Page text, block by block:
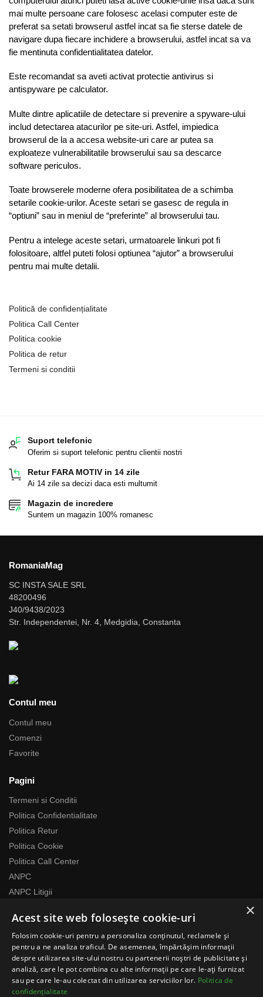
mai multe persoane care folosesc acelasi computer este de
preferat sa setati browserul astfel incat sa fie sterse datele de
navigare dupa fiecare inchidere a browserului, astfel incat sa va
fie mentinuta confidentialitatea datelor.
Este recomandat sa aveti activat protectie antivirus si
antispyware pe calculator.
Multe dintre aplicatiile de detectare si prevenire a spyware-ului
includ detectarea atacurilor pe site-uri. Astfel, impiedica
browserul de la a accesa website-uri care ar putea sa
exploateze vulnerabilitatile browserului sau sa descarce
software periculos.
Toate browserele moderne ofera posibilitatea de a schimba
setarile cookie-urilor. Aceste setari se gasesc de regula in
“optiuni” sau in meniul de “preferinte” al browserului tau.
Pentru a intelege aceste setari, urmatoarele linkuri pot fi
folositoare, altfel puteti folosi optiunea “ajutor” a browserului
pentru mai multe detalii.
Politică de confidențialitate
Politica Call Center
Politica cookie
Politica de retur
Termeni si conditii
Suport telefonic
Oferim si suport telefonic pentru clientii nostri
Retur FARA MOTIV in 14 zile
Ai 14 zile sa decizi daca esti multumit
Magazin de incredere
Suntem un magazin 100% romanesc
RomaniaMag
SC INSTA SALE SRL
48200496
J40/9438/2023
Str. Independentei, Nr. 4, Medgidia, Constanta
Contul meu
Contul meu
Comenzi
Favorite
Pagini
Termeni si Conditii
Politica Confidentialitate
Politica Retur
Politica Cookie
Politica Call Center
ANPC
ANPC Litigii
Despre noi
Echipa RomaniaMag este la dispozitia ta
Program relatii cu clientii
Luni-Vineri 07:00 – 17:00
Telefon: 0371783100
×
Acest site web folosește cookie-uri
Folosim cookie-uri pentru a personaliza conținutul, reclamele și
pentru a ne analiza traficul. De asemenea, împărtășim informații
despre utilizarea site-ului nostru cu partenerii noștri de publicitate și
analiză, care le pot combina cu alte informații pe care le-ați furnizat
sau pe care le-au colectat din utilizarea serviciilor lor. Politica de
confidențialitate